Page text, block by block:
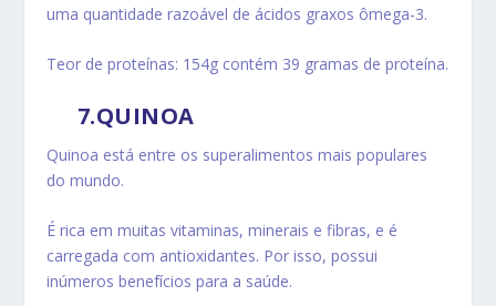
uma quantidade razoável de ácidos graxos ômega-3.
Teor de proteínas: 154g contém 39 gramas de proteína.
7.QUINOA
Quinoa está entre os superalimentos mais populares
do mundo.
É rica em muitas vitaminas, minerais e fibras, e é
carregada com antioxidantes. Por isso, possui
inúmeros benefícios para a saúde.